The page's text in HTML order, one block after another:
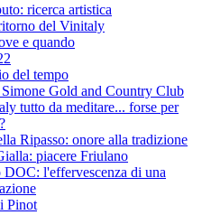
ricerca artistica
del Vinitaly
e quando
del tempo
Gold and Country Club
tutto da meditare... forse per
Ripasso: onore alla tradizione
piacere Friulano
DOC: l'effervescenza di una
Pinot